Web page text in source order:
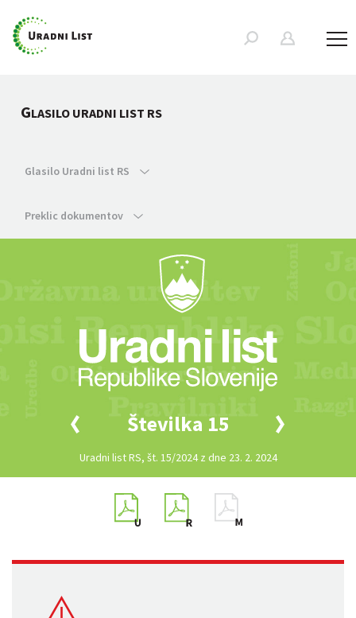
GLASILO URADNI LIST RS
Glasilo Uradni list RS
Preklic dokumentov
Številka 15
Uradni list RS, št. 15/2024 z dne 23. 2. 2024